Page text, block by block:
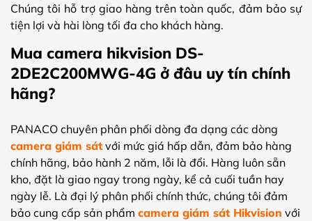
Chúng tôi hỗ trợ giao hàng trên toàn quốc, đảm bảo sự
tiện lợi và hài lòng tối đa cho khách hàng.
Mua camera hikvision DS-
2DE2C200MWG-4G ở đâu uy tín chính
hãng?
PANACO chuyên phân phối dòng đa dạng các dòng
camera giám sát với mức giá hấp dẫn, đảm bảo hàng
chính hãng, bảo hành 2 năm, lỗi là đổi. Hàng luôn sẵn
kho, đặt là giao ngay trong ngày, kể cả cuối tuần hay
ngày lễ. Là đại lý phân phối chính thức, chúng tôi đảm
bảo cung cấp sản phẩm camera giám sát Hikvision với